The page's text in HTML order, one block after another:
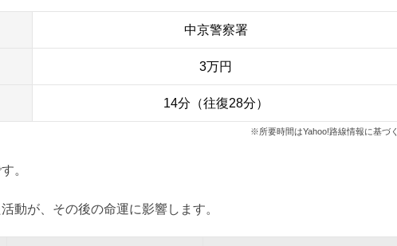
中京警察署
3万円
14分（往復28分）
※所要時間はYahoo!路線情報に基づく
。
動が、その後の命運に影響します。